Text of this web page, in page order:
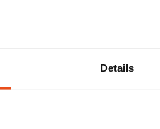
Details